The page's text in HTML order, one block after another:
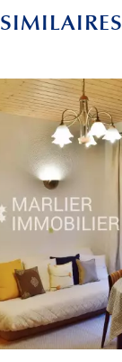
SIMILAIRES